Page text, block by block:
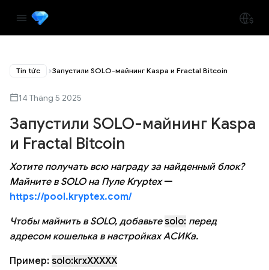
Tin tức Запустили SOLO-майнинг Kaspa и Fractal Bitcoin
14 Tháng 5 2025
Запустили SOLO-майнинг Kaspa
и Fractal Bitcoin
Хотите получать всю награду за найденный блок?
Майните в SOLO на Пуле Kryptex—
https://pool.kryptex.com/
Чтобы майнить в SOLO, добавьте solo: перед
адресом кошелька в настройках АСИКа.
Пример: solo:krxXXXXX